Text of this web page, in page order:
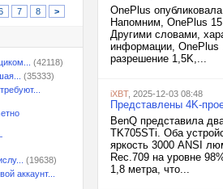
7 8 >
(42118)
(35333)
(19638)
аккаунт...
OnePlus
Напомним, OnePlus
Другими словами,
информации, OnePlus
разрешение 1,5K,...
iXBT, 2025-12-03 08:48
Представлены 4K-
BenQ представила
TK705STi. Оба
яркость 3000 ANSI
Rec.709 на уровне
1,8 метра, что...